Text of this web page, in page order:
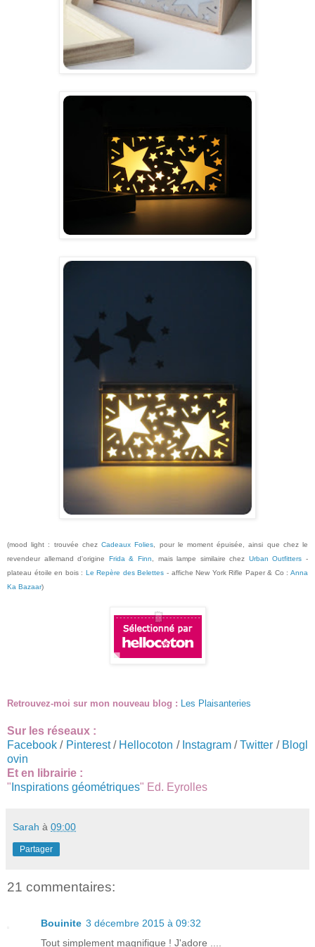
(mood light : trouvée chezCadeaux Folies pour le momentépuisée,ainsi que chez le
revendeur allemand d'origine Frida & Finn , mais lampe similaire chez Urban Outfitters -
plateau étoile en bois: Le Repère des Belettes - affiche New York Rifle Paper & Co :Anna
Ka Bazaar)
Retrouvez-moi sur mon nouveau blog : Les Plaisanteries
Sur les réseaux :
Facebook / Pinterest/ Hellocoton / Instagram/Twitter / Blogl
ovin
Et en librairie :
" Inspirations géométriques" Ed. Eyrolles
Sarah à 09:00
Partager
21 commentaires:
Bouinite 3 décembre 2015 à 09:32
Tout simplement magnifique ! J'adore ....